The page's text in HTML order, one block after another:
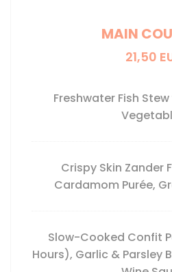
MAIN
21,50
Freshwater Fish
Crispy Skin Zander
Cardamom Purée,
Slow-Cooked Confit
Hours), Garlic & Parsley